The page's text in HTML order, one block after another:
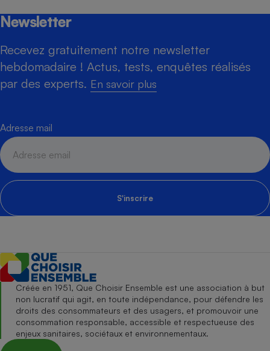
Newsletter
Recevez gratuitement notre newsletter
hebdomadaire ! Actus, tests, enquêtes réalisés
par des experts. En savoir plus
Adresse mail
S'inscrire
Créée en 1951, Que Choisir Ensemble est une association à but
non lucratif qui agit, en toute indépendance, pour défendre les
droits des consommateurs et des usagers, et promouvoir une
consommation responsable, accessible et respectueuse des
enjeux sanitaires, sociétaux et environnementaux.